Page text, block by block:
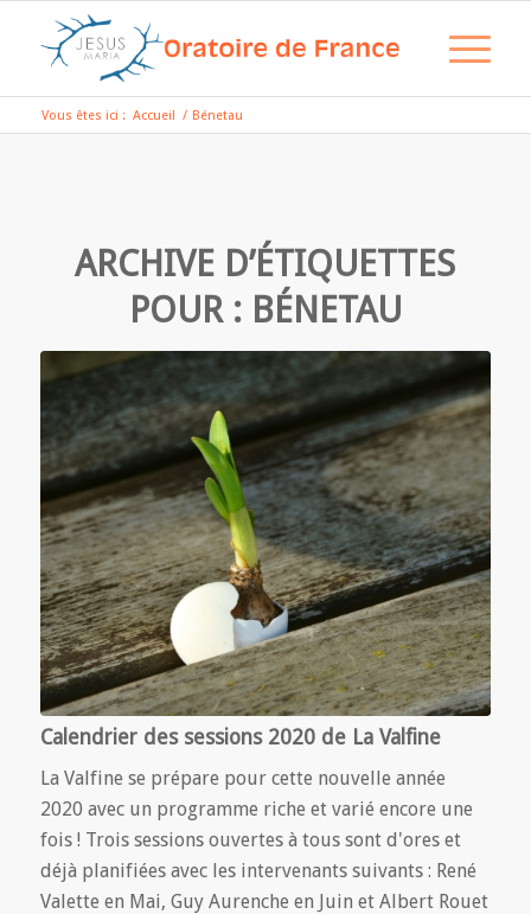
Vous êtes ici : Accueil / Bénetau
ARCHIVE D’ÉTIQUETTES
POUR : BÉNETAU
Calendrier des sessions 2020 de La Valfine
La Valfine se prépare pour cette nouvelle année
2020 avec un programme riche et varié encore une
fois ! Trois sessions ouvertes à tous sont d'ores et
déjà planifiées avec les intervenants suivants : René
Valette en Mai, Guy Aurenche en Juin et Albert Rouet